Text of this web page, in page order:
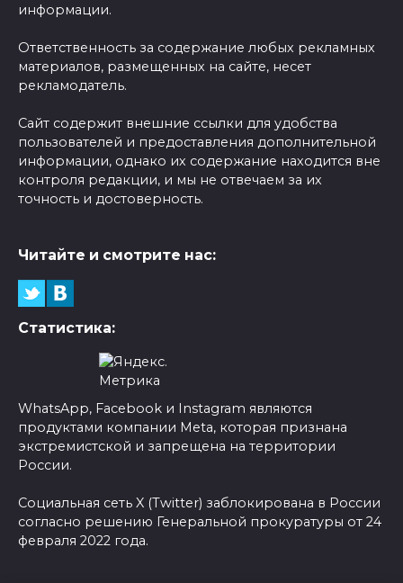
информации.
Ответственность за содержание любых рекламных
материалов, размещенных на сайте, несет
рекламодатель.
Сайт содержит внешние ссылки для удобства
пользователей и предоставления дополнительной
информации, однако их содержание находится вне
контроля редакции, и мы не отвечаем за их
точность и достоверность.
Читайте и смотрите нас:
Статистика:
WhatsApp, Facebook и Instagram являются
продуктами компании Meta, которая признана
экстремистской и запрещена на территории
России.
Социальная сеть X (Twitter) заблокирована в России
согласно решению Генеральной прокуратуры от 24
февраля 2022 года.